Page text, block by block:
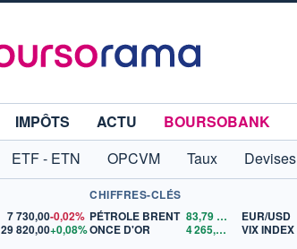
IMPÔTS ACTU
BOURSOBANK
ETF - ETN OPCVM Taux Devises
7 730,00-0,02%
29 820,00+0,08%
CHIFFRES-CLÉS
PÉTROLE BRENT 83,79
ONCE D'OR
4 265,87 $US
EUR/USD
VIX INDEX